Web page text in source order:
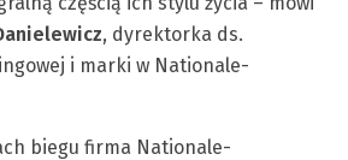
, dyrektorka ds.
i marki w Nationale-
biegu firma Nationale-